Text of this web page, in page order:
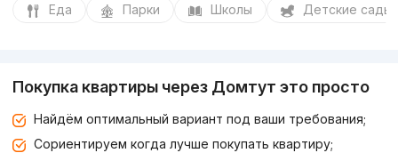
Еда Парки Школы Детские сады
Покупка квартиры через Домтут это просто
Найдём оптимальный вариант под ваши требования;
Сориентируем когда лучше покупать квартиру;